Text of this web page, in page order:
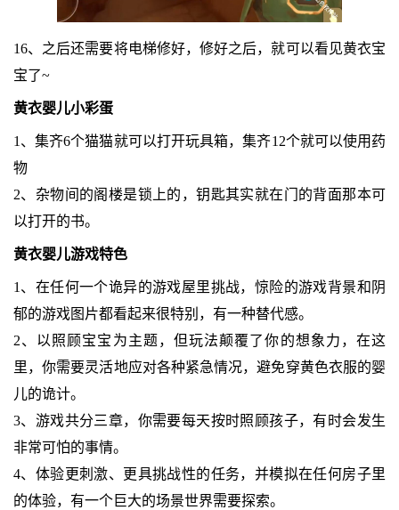
16、之后还需要将电梯修好，修好之后，就可以看见黄衣宝
宝了~
黄衣婴儿小彩蛋
1、集齐6个猫猫就可以打开玩具箱，集齐12个就可以使用药
物
2、杂物间的阁楼是锁上的，钥匙其实就在门的背面那本可
以打开的书。
黄衣婴儿游戏特色
1、在任何一个诡异的游戏屋里挑战，惊险的游戏背景和阴
郁的游戏图片都看起来很特别，有一种替代感。
2、以照顾宝宝为主题，但玩法颠覆了你的想象力，在这
里，你需要灵活地应对各种紧急情况，避免穿黄色衣服的婴
儿的诡计。
3、游戏共分三章，你需要每天按时照顾孩子，有时会发生
非常可怕的事情。
4、体验更刺激、更具挑战性的任务，并模拟在任何房子里
的体验，有一个巨大的场景世界需要探索。